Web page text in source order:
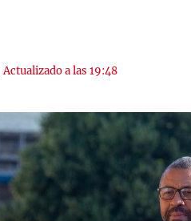
|Actualizado a las 19:48